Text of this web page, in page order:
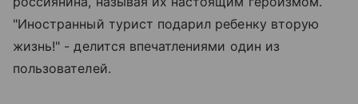
"Иностранный турист подарил ребенку вторую
жизнь!" - делится впечатлениями один из
пользователей.